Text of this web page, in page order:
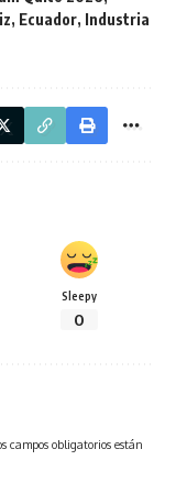
, Ecuador, Industria
Sleepy
0
campos obligatorios están